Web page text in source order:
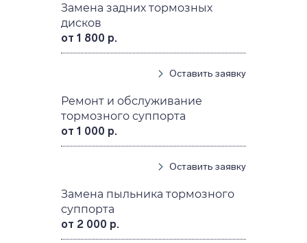
Замена задних тормозных
дисков
от 1 800 р.
Оставить заявку
Ремонт и обслуживание
тормозного суппорта
от 1 000 р.
Оставить заявку
Замена пыльника тормозного
суппорта
от 2 000 р.